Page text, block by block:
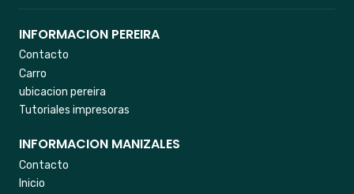
INFORMACION PEREIRA
Contacto
Carro
ubicacion pereira
Tutoriales impresoras
INFORMACION MANIZALES
Contacto
Inicio